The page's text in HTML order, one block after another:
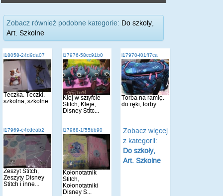
Zobacz również podobne kategorie: Do szkoły,
Art. Szkolne
i18058-24d9da07
Teczka, Teczki,
szkolna, szkolne
i17976-58cc91b0
Klej w sztyfcie
Stitch, Kleje,
Disney Stitc...
i17970-f01ff7ca
Torba na ramię,
do ręki, torby
i17969-e4cdeab2
Zeszyt Stitch,
Zeszyty Disney
Stitch i inne...
i17968-1f55bb90
Kołonotatnik
Stitch,
Kołonotatniki
Disney S...
Zobacz więcej
z kategorii:
Do szkoły,
Art. Szkolne